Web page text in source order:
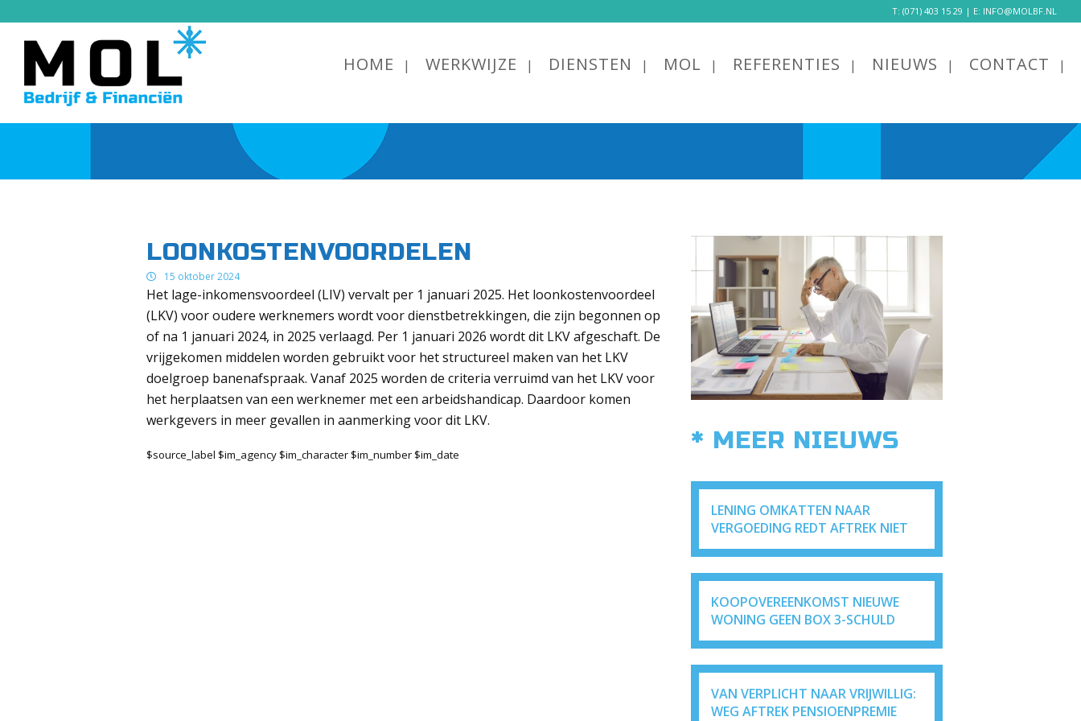
T: (071) 403 15 29 | E: INFO@MOLBF.NL
HOME WERKWIJZE DIENSTEN MOL REFERENTIES NIEUWS CONTACT
LOONKOSTENVOORDELEN
15 oktober 2024
Het lage-inkomensvoordeel (LIV) vervalt per 1 januari 2025. Het loonkostenvoordeel
(LKV) voor oudere werknemers wordt voor dienstbetrekkingen, die zijn begonnen op
of na 1 januari 2024, in 2025 verlaagd. Per 1 januari 2026 wordt dit LKV afgeschaft. De
vrijgekomen middelen worden gebruikt voor het structureel maken van het LKV
doelgroep banenafspraak. Vanaf 2025 worden de criteria verruimd van het LKV voor
het herplaatsen van een werknemer met een arbeidshandicap. Daardoor komen
werkgevers in meer gevallen in aanmerking voor dit LKV.
$source_label $im_agency $im_character $im_number $im_date * MEER NIEUWS
LENING OMKATTEN NAAR
VERGOEDING REDT AFTREK NIET
KOOPOVEREENKOMST NIEUWE
WONING GEEN BOX 3-SCHULD
VAN VERPLICHT NAAR VRIJWILLIG:
WEG AFTREK PENSIOENPREMIE